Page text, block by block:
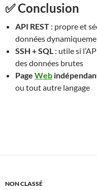
✅ Conclusion
API REST : propre et
données
SSH + SQL : utile si
des données brutes
Page Web
ou tout autre langage
NON CLASSÉ